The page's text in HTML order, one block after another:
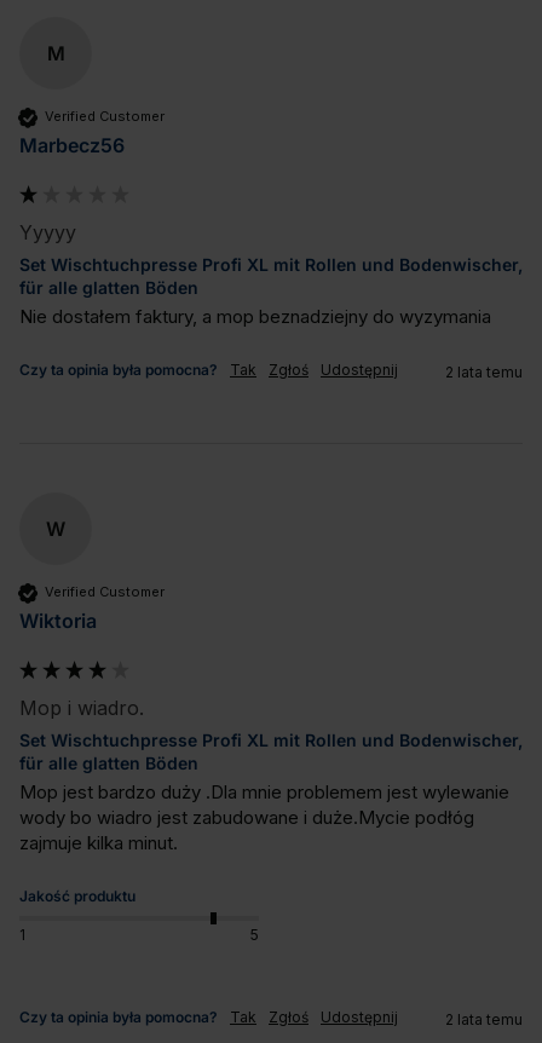
M
Verified Customer
Marbecz56
Yyyyy
Set Wischtuchpresse Profi XL mit Rollen und Bodenwischer,
für alle glatten Böden
Nie dostałem faktury, a mop beznadziejny do wyzymania
Czy ta opinia była pomocna? Tak Zgłoś Udostępnij 2 lata temu
W
Verified Customer
Wiktoria
Mop i wiadro.
Set Wischtuchpresse Profi XL mit Rollen und Bodenwischer,
für alle glatten Böden
Mop jest bardzo duży .Dla mnie problemem jest wylewanie
wody bo wiadro jest zabudowane i duże.Mycie podłóg
zajmuje kilka minut.
Jakość produktu
1 5
Czy ta opinia była pomocna? Tak Zgłoś Udostępnij 2 lata temu